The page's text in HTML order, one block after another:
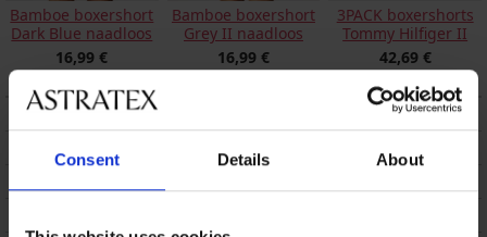
Consent Details About
Bamboe boxershort
Dark Blue naadloos
16,99 €
Bamboe boxershort
Grey II naadloos
16,99 €
3PACK boxershorts
Tommy Hilfiger II
42,69 €
BESCHRIJVING